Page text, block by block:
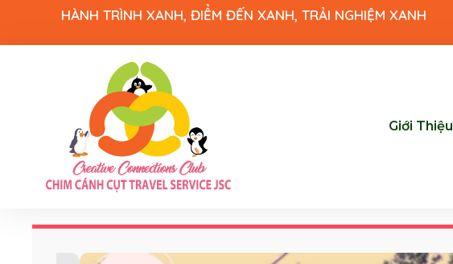
HÀNH TRÌNH XANH, ĐIỂM ĐẾN XANH, TRẢI NGHIỆM XANH
Giới Thiệu